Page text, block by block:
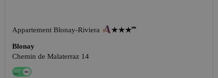
Appartement Blonay-Riviera
Blonay
Chemin de Malaterraz 14